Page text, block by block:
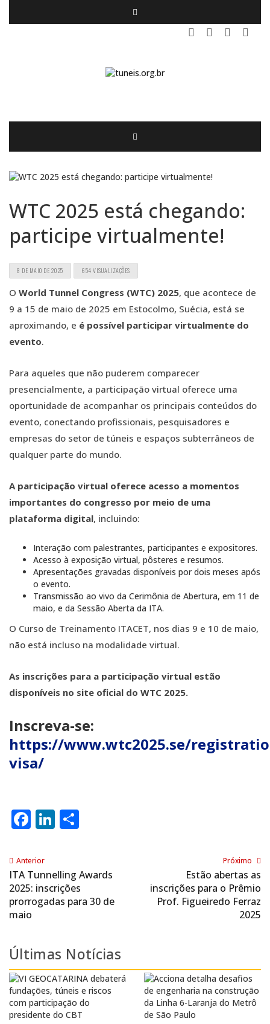
WTC 2025 está chegando:
participe virtualmente!
8 DE MAIO DE 2025 654 VISUALIZAÇÕES
O World Tunnel Congress (WTC) 2025, que acontece de
9 a 15 de maio de 2025 em Estocolmo, Suécia, está se
aproximando, e é possível participar virtualmente do
evento.
Para aqueles que não puderem comparecer
presencialmente, a participação virtual oferece uma
oportunidade de acompanhar os principais conteúdos do
evento, conectando profissionais, pesquisadores e
empresas do setor de túneis e espaços subterrâneos de
qualquer parte do mundo.
A participação virtual oferece acesso a momentos
importantes do congresso por meio de uma
plataforma digital, incluindo:
Interação com palestrantes, participantes e expositores.
Acesso à exposição virtual, pôsteres e resumos.
Apresentações gravadas disponíveis por dois meses após
o evento.
Transmissão ao vivo da Cerimônia de Abertura, em 11 de
maio, e da Sessão Aberta da ITA.
O Curso de Treinamento ITACET, nos dias 9 e 10 de maio,
não está incluso na modalidade virtual.
As inscrições para a participação virtual estão
disponíveis no site oficial do WTC 2025.
Inscreva-se:
https://www.wtc2025.se/
visa/
Facebook
LinkedIn
Anterior
ITA Tunnelling Awards
2025: inscrições
prorrogadas para 30 de
maio
Próximo
Estão abertas as
inscrições para o Prêmio
Prof. Figueiredo Ferraz
2025
Últimas Notícias